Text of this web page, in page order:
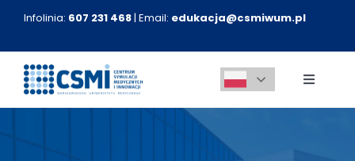
zawartości
Infolinia: 607 231 468| Email: edukacja@csmiwum.pl
Toggle